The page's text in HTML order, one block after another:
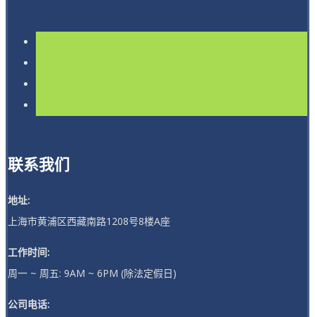
联系我们
地址:
上海市黄浦区西藏南路1208号8楼A座
工作时间:
周一 ~ 周五: 9AM ~ 6PM (除法定假日)
公司电话: